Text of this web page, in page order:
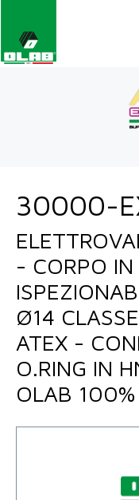
30000-
- CORPO
Ø14
ATEX -
O.RING IN
OLAB 100%